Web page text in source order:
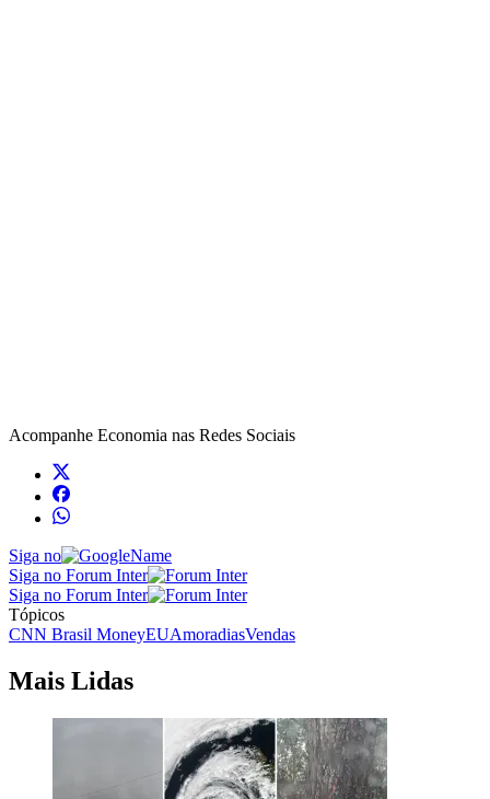
Acompanhe Economia nas Redes Sociais
Siga no
Siga no Forum Inter
Siga no Forum Inter
Tópicos
CNN Brasil MoneyEUAmoradiasVendas
Mais Lidas